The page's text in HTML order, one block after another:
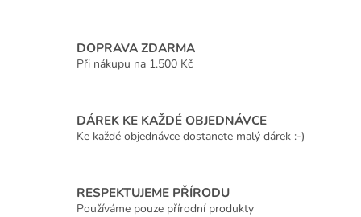
DOPRAVA ZDARMA
Při nákupu na 1.500 Kč
DÁREK KE KAŽDÉ OBJEDNÁVCE
Ke každé objednávce dostanete malý dárek :-)
RESPEKTUJEME PŘÍRODU
Používáme pouze přírodní produkty